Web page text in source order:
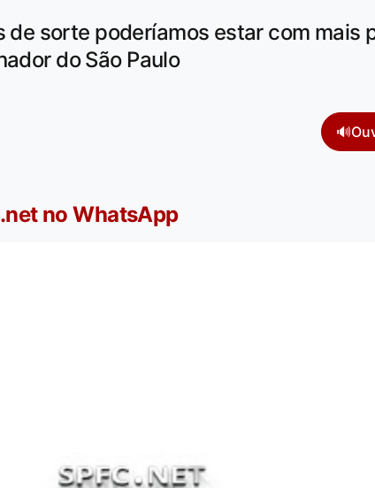
de sorte poderíamos estar com mais
do São Paulo
🔊
no WhatsApp